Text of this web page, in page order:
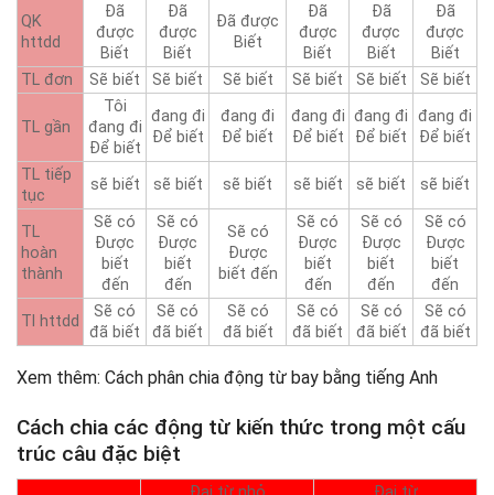
QK
httdd
Đã
được
Biết
Đã
được
Biết
Đã được
Biết
Đã
được
Biết
Đã
được
Biết
Đã
được
Biết
TL đơn
Sẽ biết Sẽ biết Sẽ biết Sẽ biết Sẽ biết Sẽ biết
TL gần
Tôi
đang đi
Để biết
đang đi
Để biết
đang đi
Để biết
đang đi
Để biết
đang đi
Để biết
đang đi
Để biết
TL tiếp
tục
sẽ biết sẽ biết sẽ biết sẽ biết sẽ biết sẽ biết
TL
hoàn
thành
Sẽ có
Được
biết
đến
Sẽ có
Được
biết
đến
Sẽ có
Được
biết đến
Sẽ có
Được
biết
đến
Sẽ có
Được
biết
đến
Sẽ có
Được
biết
đến
Tl httdd
Sẽ có
đã biết
Sẽ có
đã biết
Sẽ có
đã biết
Sẽ có
đã biết
Sẽ có
đã biết
Sẽ có
đã biết
Xem thêm: Cách phân chia động từ bay bằng tiếng Anh
Cách chia các động từ kiến ​​thức trong một cấu
trúc câu đặc biệt